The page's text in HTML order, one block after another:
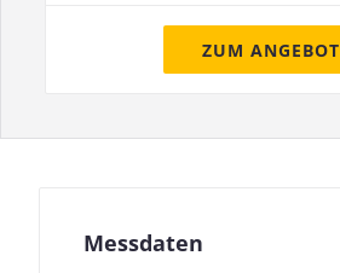
ZUM ANGEBOT
Messdaten